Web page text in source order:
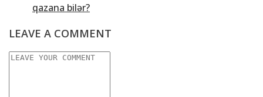
qazana bilər?
LEAVE A COMMENT